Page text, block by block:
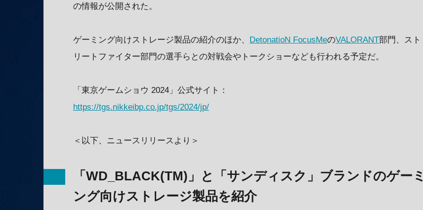
の情報が公開された。
ゲーミング向けストレージ製品の紹介のほか、 DetonatioN FocusMeのVALORANT部門、スト
リートファイター部門の選手らとの対戦会やトークショーなども行われる予定だ。
「東京ゲームショウ 2024」公式サイト：
https://tgs.nikkeibp.co.jp/tgs/2024/jp/
＜以下、ニュースリリースより＞
「WD_BLACK(TM)」と「サンディスク」ブランドのゲーミ
ング向けストレージ製品を紹介